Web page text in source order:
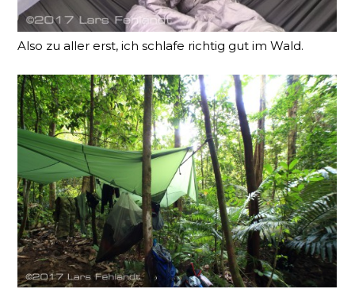
Also zu aller erst, ich schlafe richtig gut im Wald.